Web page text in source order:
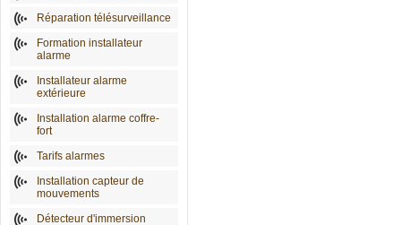
Réparation télésurveillance
Formation installateur
alarme
Installateur alarme
extérieure
Installation alarme coffre-
fort
Tarifs alarmes
Installation capteur de
mouvements
Détecteur d'immersion